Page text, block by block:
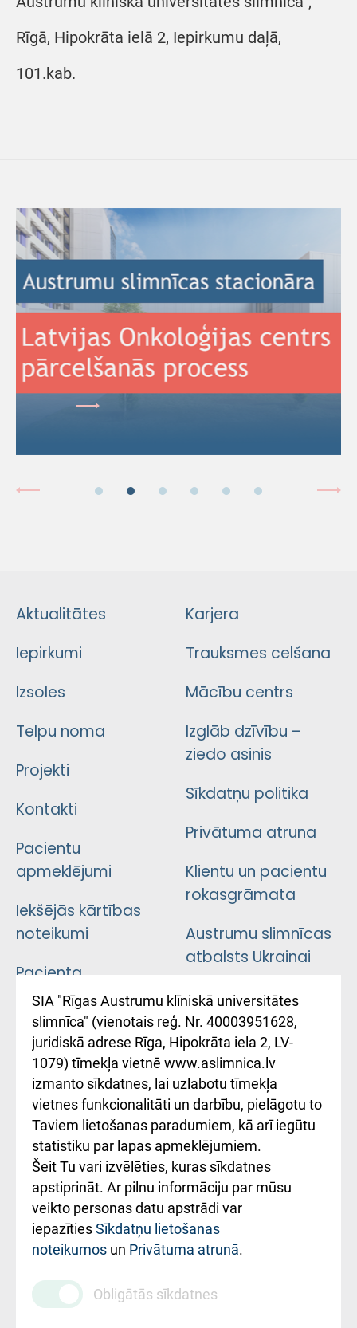
Rīgā, Hipokrāta ielā 2, Iepirkumu daļā,
101.kab.
Aktualitātes
Iepirkumi
Izsoles
Telpu noma
Projekti
Kontakti
Pacientu
apmeklējumi
Iekšējās kārtības
noteikumi
Pacienta
atsauksmju/sūdzību
iesniegšanas
kārtība
Kā pie mums nokļūt
Rēķinu apmaksas
ceļvedis
Rekvizīti un
ārstniecības
iestādes kods
010000234
Maksas
pakalpojumu
Karjera
Trauksmes celšana
Mācību centrs
Izglāb dzīvību –
ziedo asinis
Sīkdatņu politika
Privātuma atruna
Klientu un pacientu
rokasgrāmata
Austrumu slimnīcas
atbalsts Ukrainai
Підтримка Східної
лікарні та співпраця з
Україною
SIA "Rīgas Austrumu klīniskā universitātes
slimnīca" (vienotais reģ. Nr. 40003951628,
juridiskā adrese Rīga, Hipokrāta iela 2, LV-
1079) tīmekļa vietnē www.aslimnica.lv
izmanto sīkdatnes, lai uzlabotu tīmekļa
vietnes funkcionalitāti un darbību, pielāgotu to
Taviem lietošanas paradumiem, kā arī iegūtu
statistiku par lapas apmeklējumiem.
Šeit Tu vari izvēlēties, kuras sīkdatnes
apstiprināt. Ar pilnu informāciju par mūsu
veikto personas datu apstrādi var
iepazītiesSīkdatņu lietošanas
noteikumos un Privātuma atrunā.
Obligātās sīkdatnes